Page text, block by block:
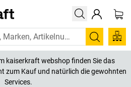
Suchen
kaiserkraft webshop finden Sie das
zum Kauf und natürlich die gewohnten
Services.